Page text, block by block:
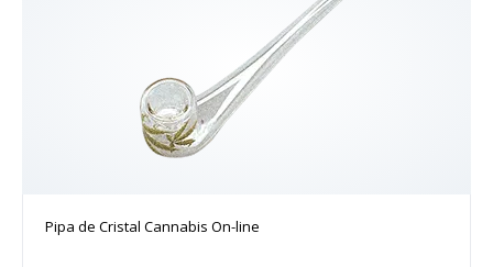
Pipa de Cristal Cannabis On-line